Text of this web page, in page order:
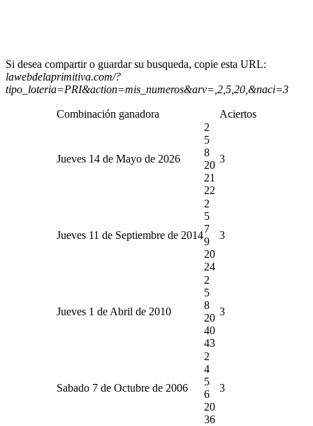
Si desea compartir o guardar su busqueda, copie esta URL:
lawebdelaprimitiva.com/?
tipo_loteria=PRI&action=mis_numeros&arv=,2,5,20,&naci=3
Combinación ganadora Aciertos
Jueves 14 de Mayo de 2026
2
5
8
20
21
22
3
Jueves 11 de Septiembre de 2014
2
5
7
9
20
24
3
Jueves 1 de Abril de 2010
2
5
8
20
40
43
3
Sabado 7 de Octubre de 2006
2
4
5
6
20
36
3